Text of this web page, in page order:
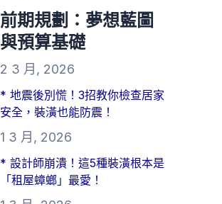
前期規劃：夢想藍圖
與預算基礎
2 3 月, 2026
* 地震後別慌！3招教你檢查居家
安全，裝潢也能防震！
1 3 月, 2026
* 設計師崩潰！這5種裝潢根本是
「租屋蟑螂」最愛！